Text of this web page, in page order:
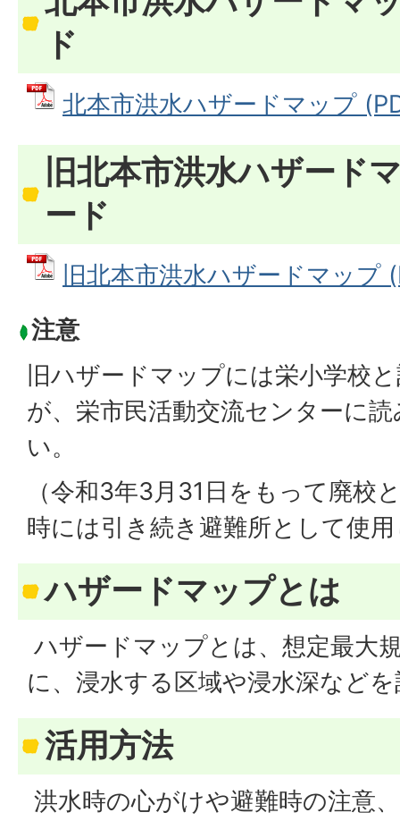
ド
北本市洪水ハザードマップ
旧北本市洪水ハザード
ード
旧北本市洪水ハザードマップ
注意
旧ハザードマップには栄小学校
が、栄市民活動交流センターに
い。
（令和3年3月31日をもって廃校
時には引き続き避難所として使
ハザードマップとは
ハザードマップとは、想定最大
に、浸水する区域や浸水深など
活用方法
洪水時の心がけや避難時の注意